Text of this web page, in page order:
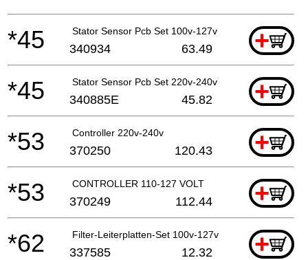
Stator Sensor Pcb Set 100v-127v +
*45 340934 63.49
Stator Sensor Pcb Set 220v-240v +
*45 340885E 45.82
Controller 220v-240v +
*53 370250 120.43
CONTROLLER 110-127 VOLT +
*53 370249 112.44
Filter-Leiterplatten-Set 100v-127v +
*62 337585 12.32